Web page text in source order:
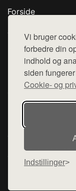
Vi bruger
forbedre din
indhold og
siden
Cookie- og
Indstillinger
Forside
Top Rabatter
Kontakt
Denne side er en
hjemmesider med
diverse webshops.
henviser til de
varerne på lager.